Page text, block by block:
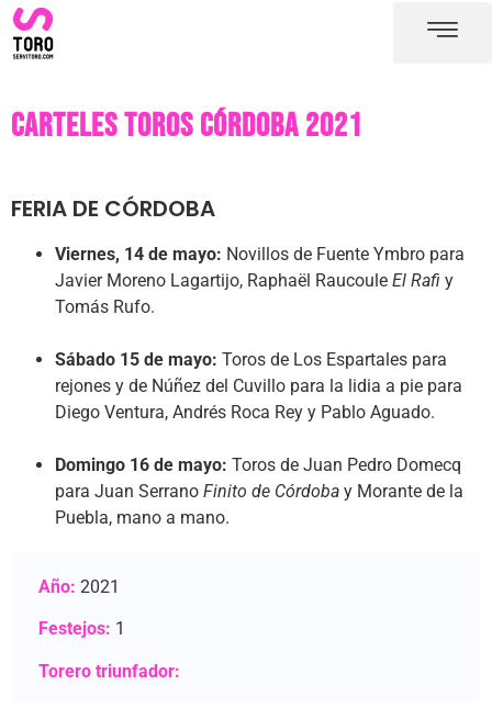
Carteles toros Córdoba 2021
FERIA DE CÓRDOBA
Viernes, 14 de mayo: Novillos de Fuente Ymbro para
Javier Moreno Lagartijo, Raphaël Raucoule El Rafi y
Tomás Rufo.
Sábado 15 de mayo: Toros de Los Espartales para
rejones y de Núñez del Cuvillo para la lidia a pie para
Diego Ventura, Andrés Roca Rey y Pablo Aguado.
Domingo 16 de mayo: Toros de Juan Pedro Domecq
para Juan Serrano Finito de Córdoba y Morante de la
Puebla, mano a mano.
Año: 2021
Festejos: 1
Torero triunfador: